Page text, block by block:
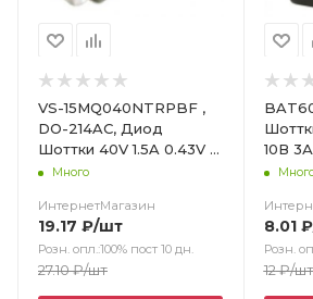
VS-15MQ040NTRPBF ,
DO-214AC, Диод
Шоттки 40V 1.5A 0.43V -
Диод Шоттки 40V 1.5A
Много
ИнтернетМагазин
19.17 ₽/шт
Розн. опл.:100% пост 10 дн.
27.10₽/шт
Шоттки - Диод
10В 3А
8.01₽
Розн.
12₽/шт